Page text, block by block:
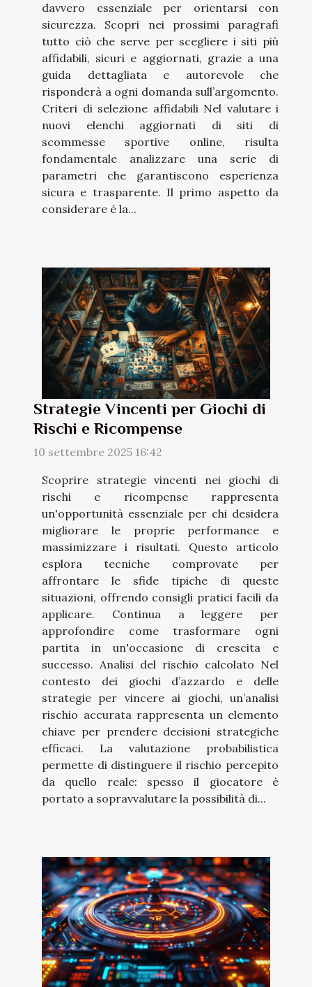
davvero essenziale per orientarsi con
sicurezza. Scopri nei prossimi paragrafi
tutto ciò che serve per scegliere i siti più
affidabili, sicuri e aggiornati, grazie a una
guida dettagliata e autorevole che
risponderà a ogni domanda sull’argomento.
Criteri di selezione affidabili Nel valutare i
nuovi elenchi aggiornati di siti di
scommesse sportive online, risulta
fondamentale analizzare una serie di
parametri che garantiscono esperienza
sicura e trasparente. Il primo aspetto da
considerare è la...
Strategie Vincenti per Giochi di
Rischi e Ricompense
10 settembre 2025 16:42
Scoprire strategie vincenti nei giochi di
rischi e ricompense rappresenta
un'opportunità essenziale per chi desidera
migliorare le proprie performance e
massimizzare i risultati. Questo articolo
esplora tecniche comprovate per
affrontare le sfide tipiche di queste
situazioni, offrendo consigli pratici facili da
applicare. Continua a leggere per
approfondire come trasformare ogni
partita in un'occasione di crescita e
successo. Analisi del rischio calcolato Nel
contesto dei giochi d’azzardo e delle
strategie per vincere ai giochi, un’analisi
rischio accurata rappresenta un elemento
chiave per prendere decisioni strategiche
efficaci. La valutazione probabilistica
permette di distinguere il rischio percepito
da quello reale: spesso il giocatore è
portato a sopravvalutare la possibilità di...